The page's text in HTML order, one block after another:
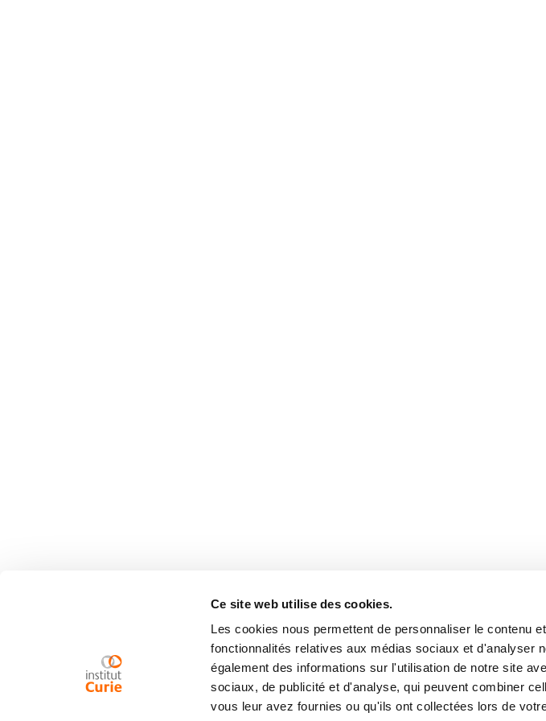
Ce site web utilise des cookies.
Les cookies nous permettent de personnaliser le contenu
fonctionnalités relatives aux médias sociaux et d'analyser
également des informations sur l'utilisation de notre site
sociaux, de publicité et d'analyse, qui peuvent combiner
vous leur avez fournies ou qu'ils ont collectées lors de